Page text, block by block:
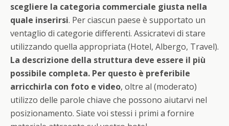
scegliere la categoria commerciale giusta nella
quale inserirsi. Per ciascun paese è supportato un
ventaglio di categorie differenti. Assicratevi di stare
utilizzando quella appropriata (Hotel, Albergo, Travel).
La descrizione della struttura deve essere il più
possibile completa. Per questo è preferibile
arricchirla con foto e video, oltre al (moderato)
utilizzo delle parole chiave che possono aiutarvi nel
posizionamento. Siate voi stessi i primi a fornire